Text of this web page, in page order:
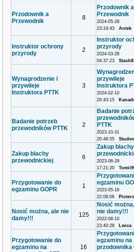
Przodownik a
Przewodnik
8
Przodownik a
Przewodnik
2024-05-28
23:24:43 Antek
Instruktor ochrony
przyrody
2
Instruktor
przyrody
2024-03-28
04:37:23
Wynagrodzenie i
przywileje
Instruktora PTTK
3
przywileje
Instruktora
2024-02-10
20:43:15
Badanie potrzeb
przewodników PTTK
2
Badanie
PTTK
2023-10-31
20:48:55
Zakup blachy
przewodnickiej
6
Zakup blachy
2023-06-29
17:21:20
Przygotowanie do
egzaminu GOPR
1
egzaminu
2023-05-16
22:08:06
Nosić można, ale nie
damy!!!
125
Nosić
nie damy!!!
2022-08-10
23:40:28
Lwica
Przygotowanie do
egzaminu na
16
egzaminu na
przodownika